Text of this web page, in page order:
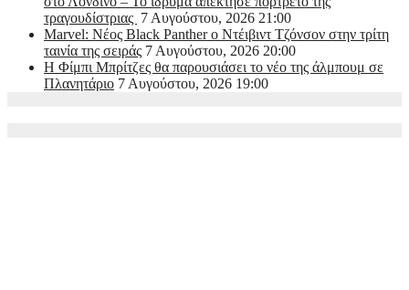
τραγουδίστριας 7 Αυγούστου, 2026 21:00
Marvel: Νέος Black Panther ο Ντέιβιντ Τζόνσον στην τρίτη
ταινία της σειράς 7 Αυγούστου, 2026 20:00
Η Φίμπι Μπρίτζες θα παρουσιάσει το νέο της άλμπουμ σε
Πλανητάριο 7 Αυγούστου, 2026 19:00